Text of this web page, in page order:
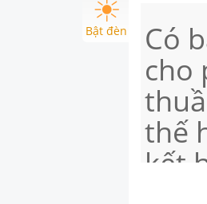
Bật đèn Có
cho
thế
kết